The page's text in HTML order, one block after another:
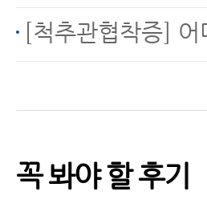
허리협착증이
스크라구요
척추관협착증 한
[척추관협착증] 어
꼭 봐야 할 후기